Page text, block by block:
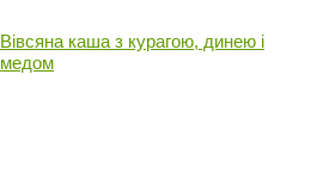
Вівсяна каша з курагою, динею і
медом